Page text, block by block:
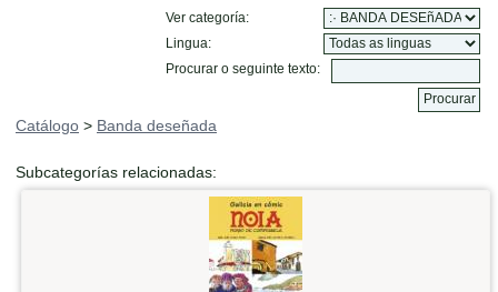
Ver categoría:
Lingua:
Procurar o seguinte texto:
Catálogo > Banda deseñada
Subcategorías relacionadas: